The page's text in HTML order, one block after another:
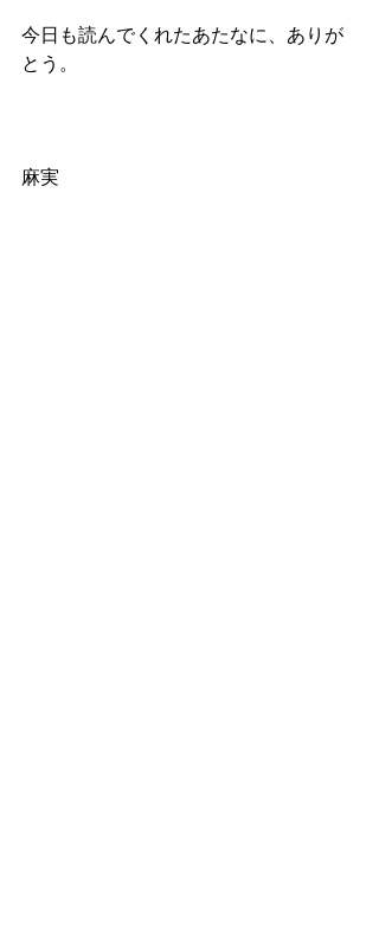
今日も読んでくれたあたなに、ありが
とう。
麻実